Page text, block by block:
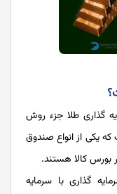
گذاری طلا جزء روش
یکی از انواع صندوق
گذاری با سرمایه